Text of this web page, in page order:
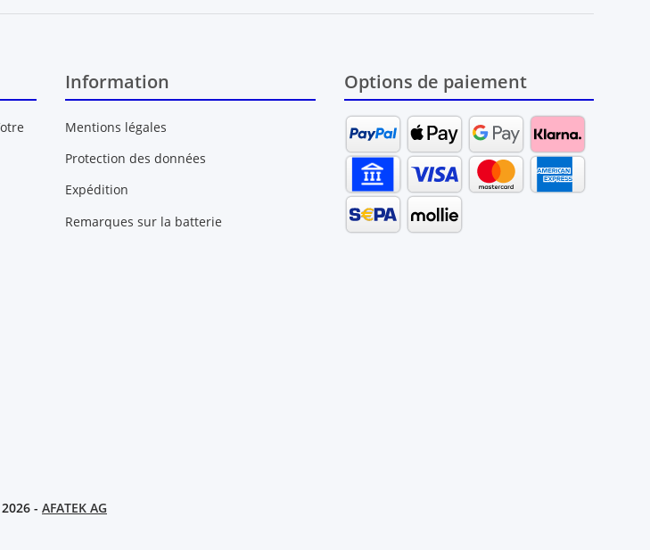
Information
Mentions légales
Protection des données
Expédition
Remarques sur la batterie
Options de paiement
- AFATEK AG